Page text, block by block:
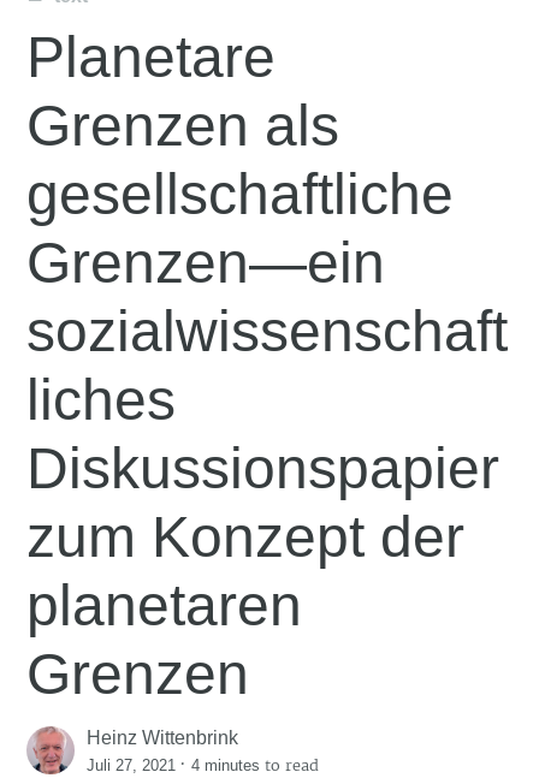
Planetare
Grenzen als
gesellschaftliche
Grenzen—ein
sozialwissenschaft
liches
Diskussionspapier
zum Konzept der
planetaren
Grenzen
Heinz Wittenbrink
Juli 27, 2021 ·4 minutes to read